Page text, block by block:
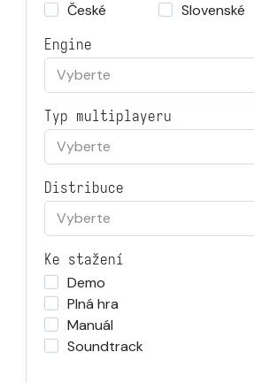
České
Slovenské
Engine
Vyberte
Typ multiplayeru
Vyberte
Distribuce
Vyberte
Ke stažení
Demo
Plná hra
Manuál
Soundtrack